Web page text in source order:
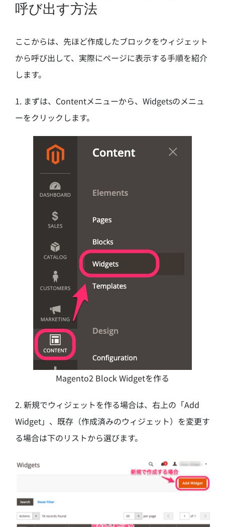
呼び出す方法
ここからは、先ほど作成したブロックをウィジェット
から呼び出して、実際にページに表示する手順を紹介
します。
1. まずは、Contentメニューから、Widgetsのメニュ
ーをクリックします。
Magento2 Block Widgetを作る
2. 新規でウィジェットを作る場合は、右上の「Add
Widget」、既存（作成済みのウィジェット）を変更す
る場合は下のリストから選びます。